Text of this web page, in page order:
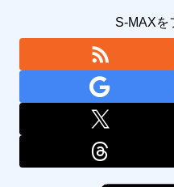
S-MAXを